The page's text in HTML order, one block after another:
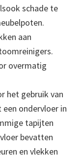
schade te
aan
overmatig
het gebruik van
ondervloer in
tapijten
bevatten
en vlekken